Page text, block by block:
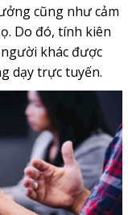
cũng như cảm
Do đó, tính kiên
khác được
dạy trực tuyến.